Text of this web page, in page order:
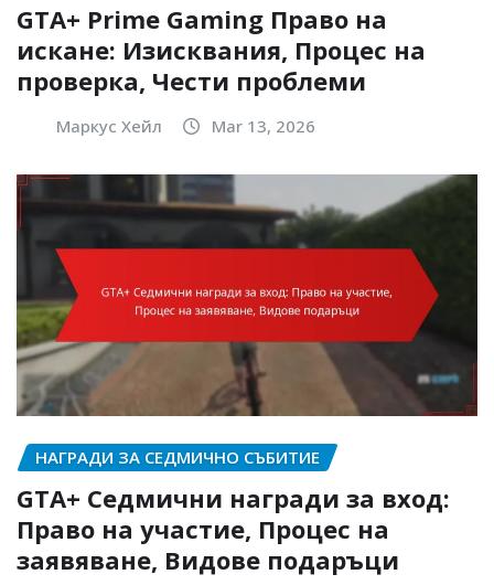
GTA+ Prime Gaming Право на
искане: Изисквания, Процес на
проверка, Чести проблеми
Маркус Хейл Mar 13, 2026
НАГРАДИ ЗА СЕДМИЧНО СЪБИТИЕ
GTA+ Седмични награди за вход:
Право на участие, Процес на
заявяване, Видове подаръци